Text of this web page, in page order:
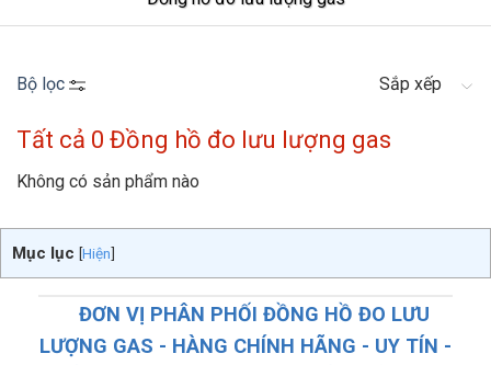
Bộ lọc Sắp xếp
Tất cả 0 Đồng hồ đo lưu lượng gas
Không có sản phẩm nào
Mục lục [Hiện]
ĐƠN VỊ PHÂN PHỐI ĐỒNG HỒ ĐO LƯU
LƯỢNG GAS - HÀNG CHÍNH HÃNG - UY TÍN -